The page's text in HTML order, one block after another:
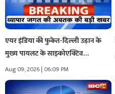
एयर इंडिया की फुकेत-दिल्ली उड़ान के
मुख्य पायलट के साइकोएक्टिव…
Aug 09, 2026 | 06:09 PM